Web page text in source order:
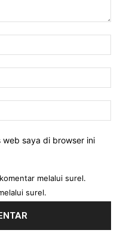
web saya di browser ini
melalui surel.
surel.